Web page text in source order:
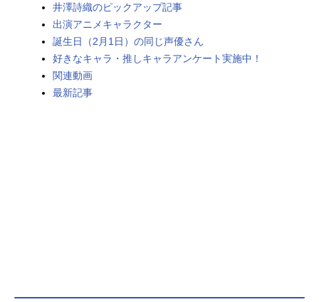
FOLLOW US
井澤詩織のピックアップ記事
出演アニメキャラクター
誕生日（2月1日）の同じ声優さん
好きなキャラ・推しキャラアンケート実施中！
関連動画
最新記事